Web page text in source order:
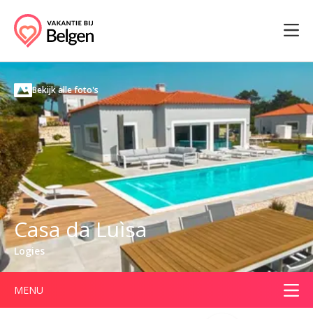
Bekijk alle foto's
Casa da Luìsa
Logies
MENU